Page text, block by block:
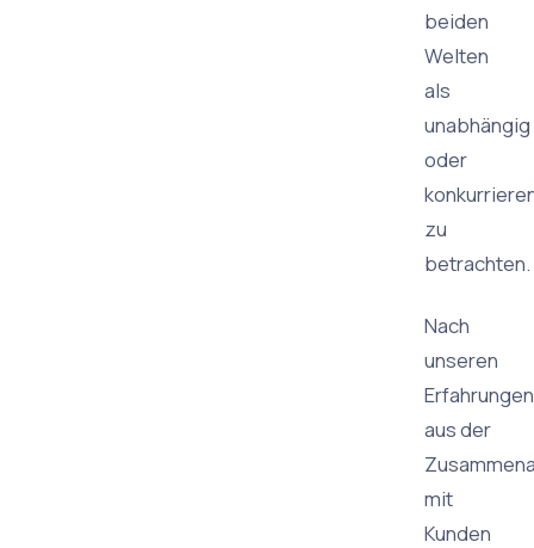
beiden
Welten
als
unabhängig
oder
zu
betrachten.
Nach
unseren
Erfahrungen
aus der
mit
Kunden